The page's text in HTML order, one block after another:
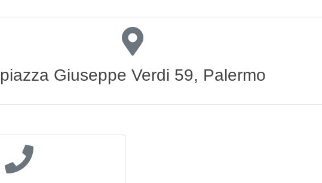
piazza Giuseppe Verdi 59, Palermo